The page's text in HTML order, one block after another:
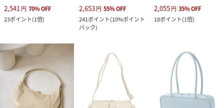
2,541 円 70%OFF
23ポイント(1倍)
2,653円 55%OFF
241ポイント(10%ポイント
バック)
2,055円 35%OFF
18ポイント(1倍)